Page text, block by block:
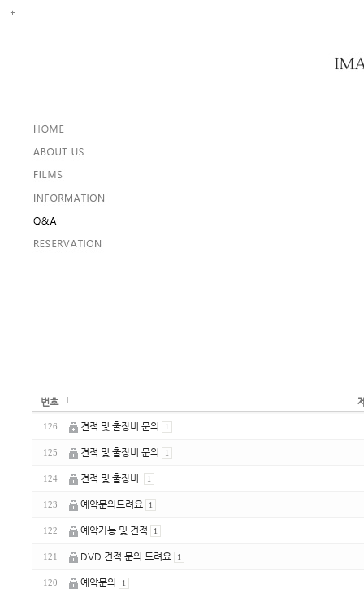
번호
126 견적 및 출장비 문의 1
125 견적 및 출장비 문의 1
124 견적 및 출장비 1
123 예약문의드려요 1
122 예약가능 및 견적 1
121 DVD 견적 문의 드려요 1
120 예약문의 1